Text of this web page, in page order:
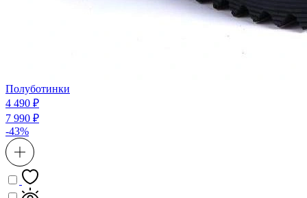
Полуботинки
4 490 ₽
7 990 ₽
-43%